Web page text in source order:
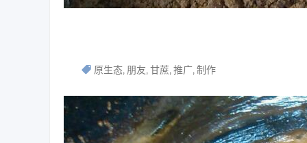
原生态, 朋友, 甘蔗, 推广, 制作